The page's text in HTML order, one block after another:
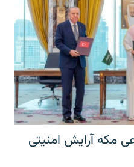
مکه آرایش امنیتی